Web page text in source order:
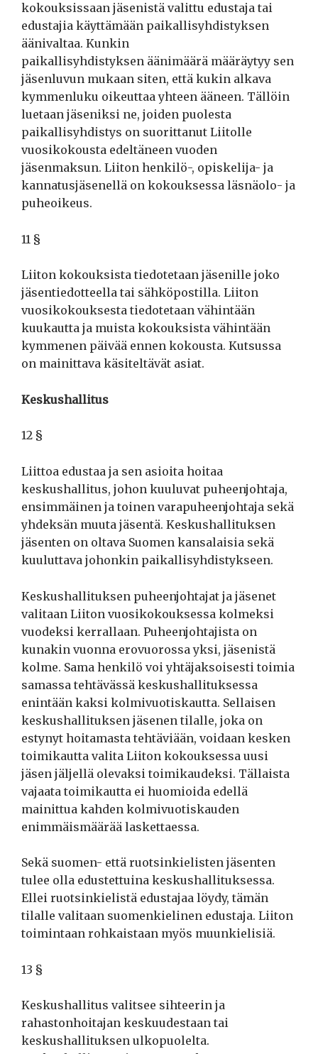
kokouksissaan jäsenistä valittu edustaja tai
edustajia käyttämään paikallisyhdistyksen
äänivaltaa. Kunkin
paikallisyhdistyksen äänimäärä määräytyy sen
jäsenluvun mukaan siten, että kukin alkava
kymmenluku oikeuttaa yhteen ääneen. Tällöin
luetaan jäseniksi ne, joiden puolesta
paikallisyhdistys on suorittanut Liitolle
vuosikokousta edeltäneen vuoden
jäsenmaksun. Liiton henkilö-, opiskelija- ja
kannatusjäsenellä on kokouksessa läsnäolo- ja
puheoikeus.
11 §
Liiton kokouksista tiedotetaan jäsenille joko
jäsentiedotteella tai sähköpostilla. Liiton
vuosikokouksesta tiedotetaan vähintään
kuukautta ja muista kokouksista vähintään
kymmenen päivää ennen kokousta. Kutsussa
on mainittava käsiteltävät asiat.
Keskushallitus
12 §
Liittoa edustaa ja sen asioita hoitaa
keskushallitus, johon kuuluvat puheenjohtaja,
ensimmäinen ja toinen varapuheenjohtaja sekä
yhdeksän muuta jäsentä. Keskushallituksen
jäsenten on oltava Suomen kansalaisia sekä
kuuluttava johonkin paikallisyhdistykseen.
Keskushallituksen puheenjohtajat ja jäsenet
valitaan Liiton vuosikokouksessa kolmeksi
vuodeksi kerrallaan. Puheenjohtajista on
kunakin vuonna erovuorossa yksi, jäsenistä
kolme. Sama henkilö voi yhtäjaksoisesti toimia
samassa tehtävässä keskushallituksessa
enintään kaksi kolmivuotiskautta. Sellaisen
keskushallituksen jäsenen tilalle, joka on
estynyt hoitamasta tehtäviään, voidaan kesken
toimikautta valita Liiton kokouksessa uusi
jäsen jäljellä olevaksi toimikaudeksi. Tällaista
vajaata toimikautta ei huomioida edellä
mainittua kahden kolmivuotiskauden
enimmäismäärää laskettaessa.
Sekä suomen- että ruotsinkielisten jäsenten
tulee olla edustettuina keskushallituksessa.
Ellei ruotsinkielistä edustajaa löydy, tämän
tilalle valitaan suomenkielinen edustaja. Liiton
toimintaan rohkaistaan myös muunkielisiä.
13 §
Keskushallitus valitsee sihteerin ja
rahastonhoitajan keskuudestaan tai
keskushallituksen ulkopuolelta.